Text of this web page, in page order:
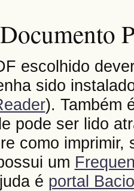
escolhido
sido
). Também
pode ser lido
como
um
é portal